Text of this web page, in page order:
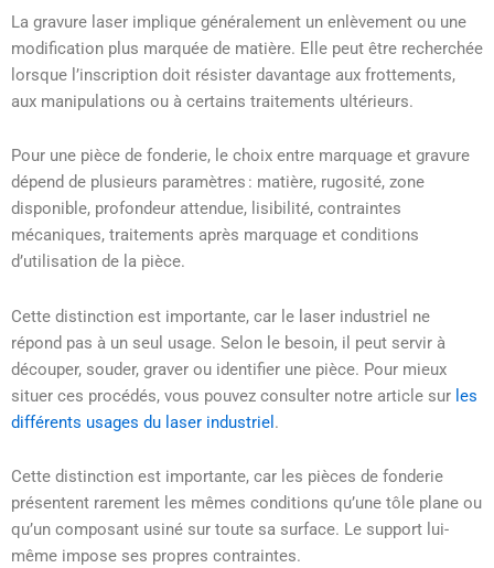
La gravure laser implique généralement un enlèvement ou une
modification plus marquée de matière. Elle peut être recherchée
lorsque l’inscription doit résister davantage aux frottements,
aux manipulations ou à certains traitements ultérieurs.
Pour une pièce de fonderie, le choix entre marquage et gravure
dépend de plusieurs paramètres : matière, rugosité, zone
disponible, profondeur attendue, lisibilité, contraintes
mécaniques, traitements après marquage et conditions
d’utilisation de la pièce.
Cette distinction est importante, car le laser industriel ne
répond pas à un seul usage. Selon le besoin, il peut servir à
découper, souder, graver ou identifier une pièce. Pour mieux
situer ces procédés, vous pouvez consulter notre article sur les
différents usages du laser industriel .
Cette distinction est importante, car les pièces de fonderie
présentent rarement les mêmes conditions qu’une tôle plane ou
qu’un composant usiné sur toute sa surface. Le support lui-
même impose ses propres contraintes.